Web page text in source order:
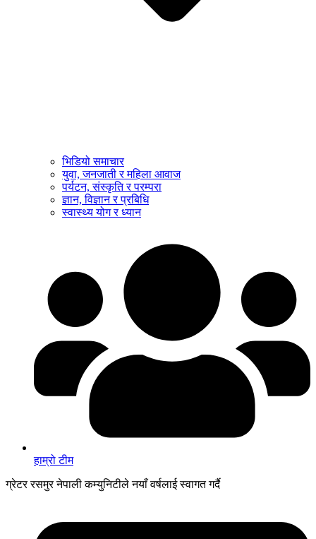
भिडियो समाचार
युवा, जनजाती र महिला आवाज
पर्यटन, संस्कृति र परम्परा
ज्ञान, विज्ञान र प्रबिधि
स्वास्थ्य योग र ध्यान
हाम्रो टीम
ग्रेटर रसमुर नेपाली कम्युनिटीले नयाँ वर्षलाई स्वागत गर्दै